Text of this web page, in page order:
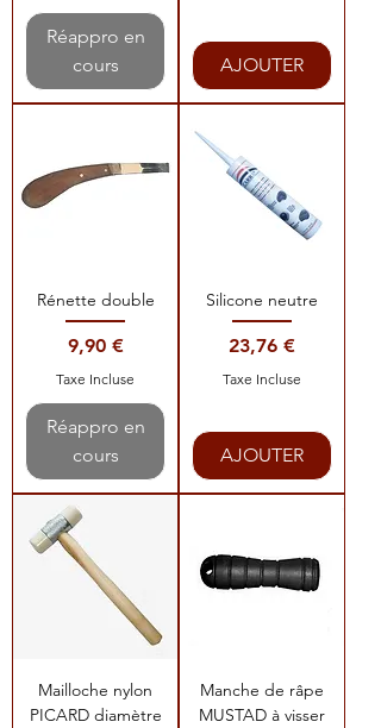
Réappro en
cours
AJOUTER
Rénette double
Prix
9,90 €
Taxe Incluse
Réappro en
cours
Silicone neutre
Prix
23,76 €
Taxe Incluse
AJOUTER
Mailloche nylon
PICARD diamètre
Manche de râpe
MUSTAD à visser